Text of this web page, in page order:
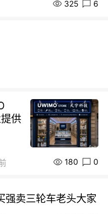
325 6
供
180 0
强卖三轮车老头大家